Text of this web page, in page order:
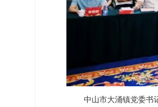
中山市大涌镇党委书